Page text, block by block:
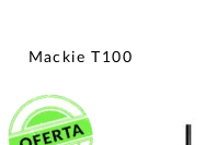
a wishlist
Mackie T100